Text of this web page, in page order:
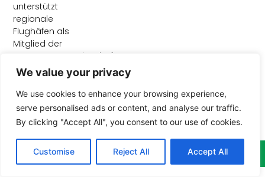
We value your privacy
We use cookies to enhance your browsing experience,
serve personalised ads or content, and analyse our traffic.
By clicking "Accept All", you consent to our use of cookies.
Customise Reject All Accept All
unterstützt
regionale
Flughäfen als
Mitglied der
Interessengemeinschaft
der regionalen
© 2026 All Rights Reserved.